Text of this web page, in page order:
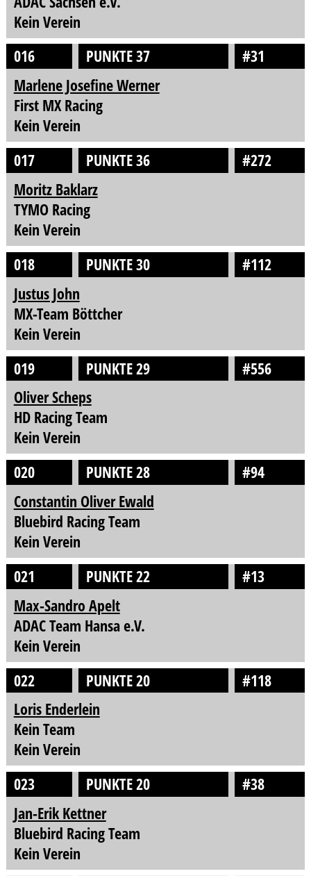
Kein Verein
016
PUNKTE 37
#31
Marlene Josefine Werner
First MX Racing
Kein Verein
017
PUNKTE 36
#272
Moritz Baklarz
TYMO Racing
Kein Verein
018
PUNKTE 30
#112
Justus John
MX-Team Böttcher
Kein Verein
019
PUNKTE 29
#556
Oliver Scheps
HD Racing Team
Kein Verein
020
PUNKTE 28
#94
Constantin Oliver Ewald
Bluebird Racing Team
Kein Verein
021
PUNKTE 22
#13
Max-Sandro Apelt
ADAC Team Hansa e.V.
Kein Verein
022
PUNKTE 20
#118
Loris Enderlein
Kein Team
Kein Verein
023
PUNKTE 20
#38
Jan-Erik Kettner
Bluebird Racing Team
Kein Verein